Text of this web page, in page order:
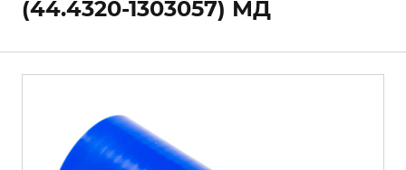
(44.4320-1303057) МД